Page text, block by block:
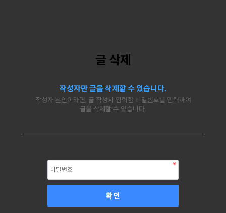
글 삭제
작성자만 글을 삭제할 수 있습니다.
작성자 본인이라면, 글 작성시 입력한 비밀번호를 입력하여
글을 삭제할 수 있습니다.